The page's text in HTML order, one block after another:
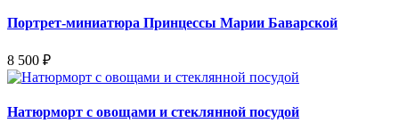
Портрет-миниатюра Принцессы Марии Баварской
8 500 ₽
Натюрморт с овощами и стеклянной посудой